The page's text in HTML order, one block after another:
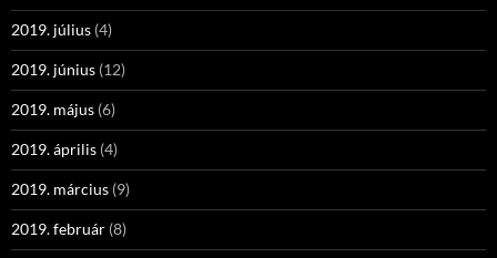
2019. július (4)
2019. június (12)
2019. május (6)
2019. április (4)
2019. március (9)
2019. február (8)